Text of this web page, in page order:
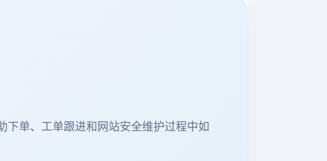
单、工单跟进和网站安全维护过程中如